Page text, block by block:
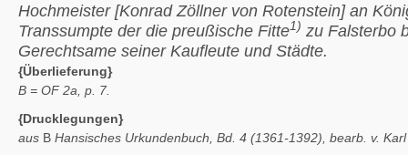
Hochmeister [Konrad Zöllner von Rotenstein] an
Transsumpte der die preußische Fitte1) zu Falsterbo
Gerechtsame seiner Kaufleute und Städte.
{Überlieferung}
B = OF 2a, p. 7.
{Drucklegungen}
aus B Hansisches Urkundenbuch, Bd. 4 (1361-1392), bearb. v.